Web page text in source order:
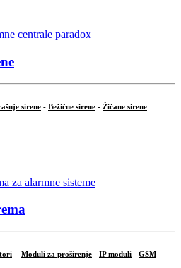
sirene - Bežične sirene - Žičane sirene
- Moduli za proširenje - IP moduli - GSM